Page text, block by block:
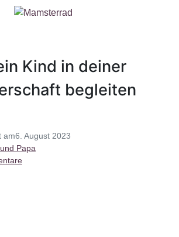
am6. August 2023
Papa
Kind in deiner
begleiten